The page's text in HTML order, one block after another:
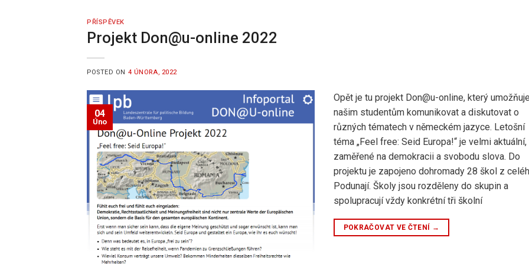
PŘÍSPĚVEK
Projekt Don@u-online 2022
POSTED ON 4 ÚNORA, 2022
04
Úno
Opět je tu projekt Don@u-online, který umožňuje
našim studentům komunikovat a diskutovat o
různých tématech v německém jazyce. Letošní
téma „Feel free: Seid Europa!“ je velmi aktuální,
zaměřené na demokracii a svobodu slova. Do
projektu je zapojeno dohromady 28 škol z
Podunají. Školy jsou rozděleny do skupin a
spolupracují vždy konkrétní tři školní
POKRAČOVAT VE ČTENÍ →